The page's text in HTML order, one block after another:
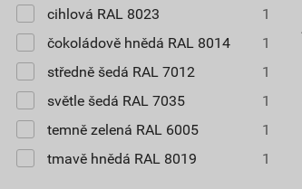
cihlová RAL 8023
1
čokoládově hnědá RAL 8014
1
středně šedá RAL 7012
1
světle šedá RAL 7035
1
temně zelená RAL 6005
1
tmavě hnědá RAL 8019
1